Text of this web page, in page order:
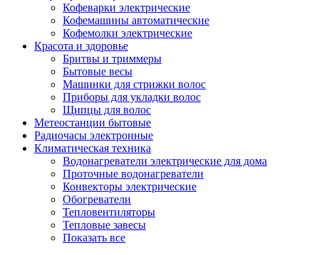
Кофеварки электрические
Кофемашины автоматические
Кофемолки электрические
Красота и здоровье
Бритвы и триммеры
Бытовые весы
Машинки для стрижки волос
Приборы для укладки волос
Щипцы для волос
Метеостанции бытовые
Радиочасы электронные
Климатическая техника
Водонагреватели электрические для дома
Проточные водонагреватели
Конвекторы электрические
Обогреватели
Тепловентиляторы
Тепловые завесы
Показать все